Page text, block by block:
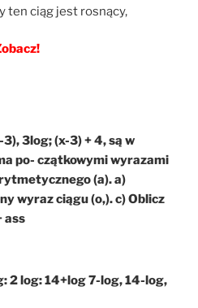
ten ciąg jest rosnący,
3log; (x-3) + 4, są w
po- czątkowymi wyrazami
(a). a)
wyraz ciągu (o,). c) Oblicz
ass
2 log: 14+log 7-log, 14-log,